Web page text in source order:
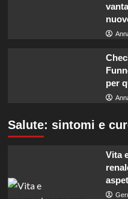
per
Salute: sintomi e
Vita